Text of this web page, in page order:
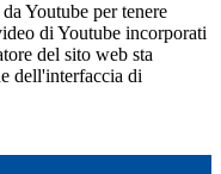
Youtube per tenere
di Youtube incorporati
del sito web sta
dell'interfaccia di